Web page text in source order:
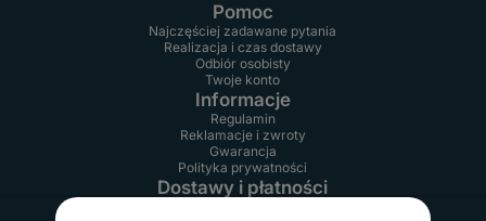
Pomoc
Najczęściej zadawane pytania
Realizacja i czas dostawy
Odbiór osobisty
Twoje konto
Informacje
Regulamin
Reklamacje i zwroty
Gwarancja
Polityka prywatności
Dostawy i płatności